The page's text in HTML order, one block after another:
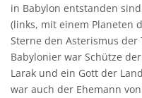
in Babylon entstanden
(links, mit einem Planeten
Sterne den Asterismus der
Babylonier war Schütze
Larak und ein Gott der
war auch der Ehemann